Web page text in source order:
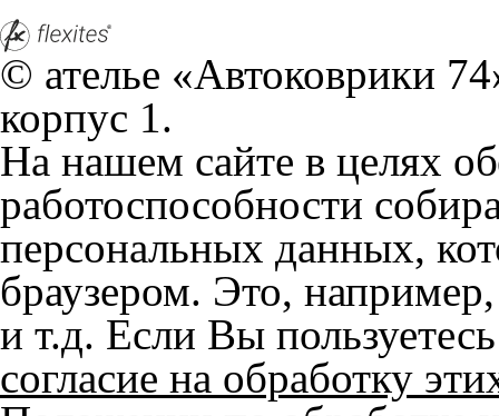
На нашем сайте в целях
работоспособности
персональных данных,
браузером. Это,
и т.д. Если Вы
согласие на обработку
Положении по обработке
+7 (351) 277 91 67